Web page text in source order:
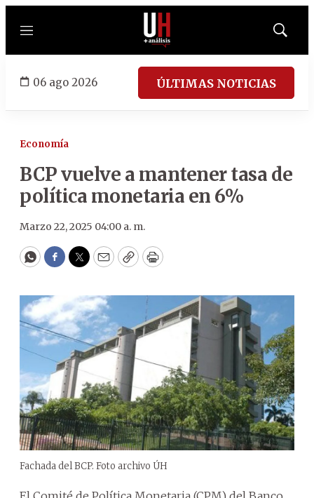
Menú
Mostrar
06 ago 2026 ÚLTIMAS NOTICIAS
Economía
BCP vuelve a mantener tasa de
política monetaria en 6%
Marzo 22, 2025 04:00 a. m.
WhatsApp
Facebook
Twitter
EmailCopyPrint
Fachada del BCP. Foto archivo ÚH